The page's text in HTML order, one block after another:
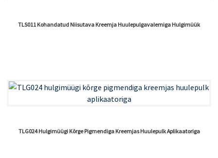
TLS011 Kohandatud Niisutava Kreemja Huulepulgavalemiga Hulgimüük
TLG024 Hulgimüügi Kõrge Pigmendiga Kreemjas Huulepulk Aplikaatoriga